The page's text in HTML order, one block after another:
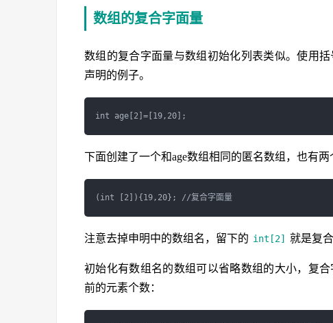
数组的复合字面量
数组的复合字面量与数组初始化列表类似。使用
声明的例子。
下面创建了一个和age数组相同的匿名数组，也有两
注意去掉申明中的数组名，留下的 int[2] 就是复
初始化有数组名的数组可以省略数组的大小，复
前的元素个数：